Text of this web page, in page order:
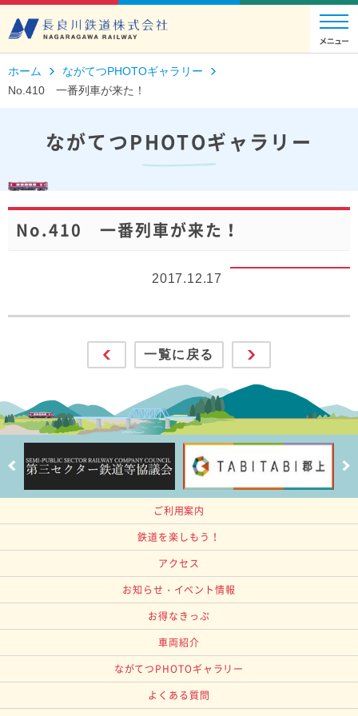
ホーム
ながてつPHOTOギャラリー
No.410 一番列車が来た！
ながてつPHOTOギャラリー
No.410 一番列車が来た！
2017.12.17
一覧に戻る
ご利用案内
鉄道を楽しもう！
アクセス
お知らせ・イベント情報
お得なきっぷ
車両紹介
ながてつPHOTOギャラリー
よくある質問